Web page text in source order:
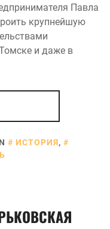
Павла
крупнейшую
и даже в
ИСТОРИЯ,